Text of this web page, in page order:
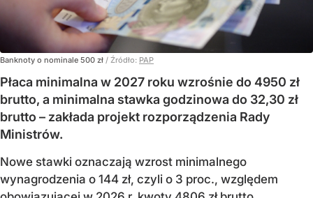
Banknoty o nominale 500 zł / Źródło: PAP
Płaca minimalna w 2027 roku wzrośnie do 4950 zł
brutto, a minimalna stawka godzinowa do 32,30 zł
brutto – zakłada projekt rozporządzenia Rady
Ministrów.
Nowe stawki oznaczają wzrost minimalnego
wynagrodzenia o 144 zł, czyli o 3 proc., względem